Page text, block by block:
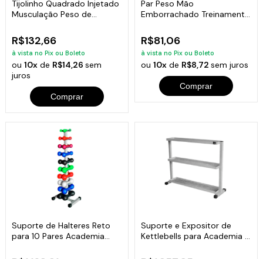
Tijolinho Quadrado Injetado
Musculação Peso de
R$132,66
à vista no Pix ou Boleto
ou10x de R$14,26sem
juros
Comprar
Par Peso Mão
Emborrachado Treinamento
R$81,06
à vista no Pix ou Boleto
ou 10xde R$8,72 sem juros
Comprar
Suporte de Halteres Reto
para 10 Pares Academia
Suporte e Expositor de
Kettlebells para Academia e